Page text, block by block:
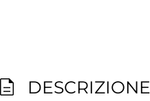
DESCRIZIONE